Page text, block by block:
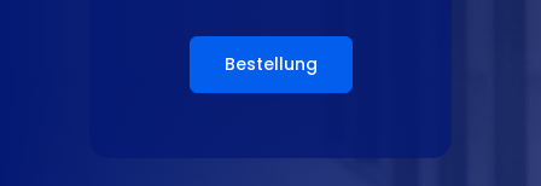
Bestellung